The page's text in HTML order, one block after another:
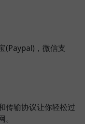
(Paypal)，微信支
传输协议让你轻松过